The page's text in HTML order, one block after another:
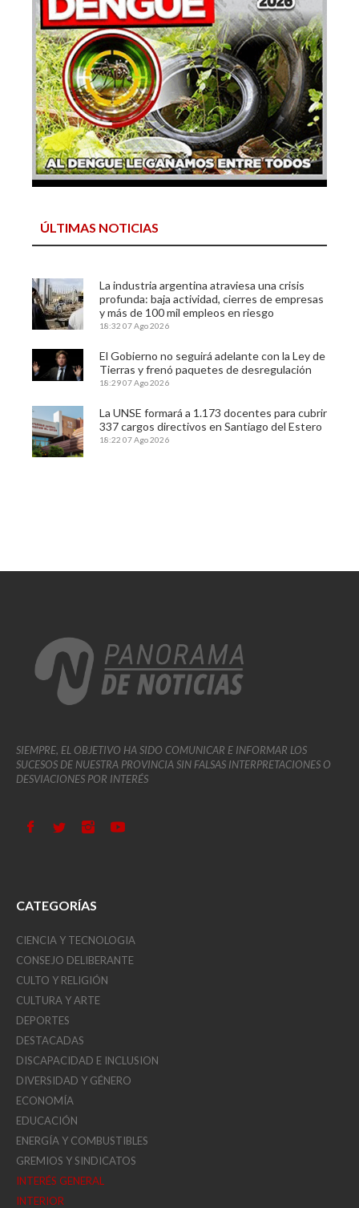
ÚLTIMAS NOTICIAS
La industria argentina atraviesa una crisis
profunda: baja actividad, cierres de empresas
y más de 100 mil empleos en riesgo
18:32 07 Ago 2026
El Gobierno no seguirá adelante con la Ley de
Tierras y frenó paquetes de desregulación
18:2907 Ago 2026
La UNSE formará a 1.173 docentes para cubrir
337 cargos directivos en Santiago del Estero
18:22 07 Ago 2026
SIEMPRE, EL OBJETIVO HA SIDO COMUNICAR E INFORMAR LOS
SUCESOS DE NUESTRA PROVINCIA SIN FALSAS INTERPRETACIONES O
DESVIACIONES POR INTERÉS
CATEGORÍAS
CIENCIA Y TECNOLOGIA
CONSEJO DELIBERANTE
CULTO Y RELIGIÓN
CULTURA Y ARTE
DEPORTES
DESTACADAS
DISCAPACIDAD E INCLUSION
DIVERSIDAD Y GÉNERO
ECONOMÍA
EDUCACIÓN
ENERGÍA Y COMBUSTIBLES
GREMIOS Y SINDICATOS
INTERÉS GENERAL
INTERIOR